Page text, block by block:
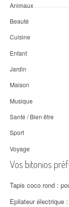
Animaux
Beauté
Cuisine
Enfant
Jardin
Maison
Musique
Santé / Bien être
Sport
Voyage
Vos bitonios
Tapis coco rond :
Epilateur électrique